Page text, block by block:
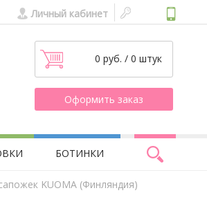
Личный кабинет
0 руб. / 0 штук
Оформить заказ
БОТИНКИ
KUOMA (Финляндия)